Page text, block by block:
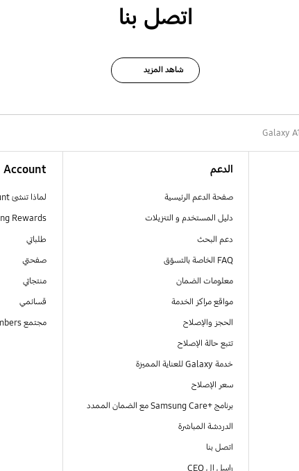
اتصل بنا
شاهد المزيد
Galaxy
الدعم
صفحة الدعم الرئيسية
دليل المستخدم و التنزيلات
دعم البحث
FAQ الخاصة بالتسوّق
معلومات الضمان
مواقع مراكز الخدمة
الحجز والإصلاح
تتبع حالة الإصلاح
خدمة Galaxy للعناية المميزة
سعر الإصلاح
برنامج +Samsung Care مع الضمان الممدد
الدردشة المباشرة
اتصل بنا
راسل ال CEO
Account
لماذا تنشئ Samsung Account
Rewards
طلباتي
صفحتي
منتجاتي
قسائمي
مجتمع Samsung Members